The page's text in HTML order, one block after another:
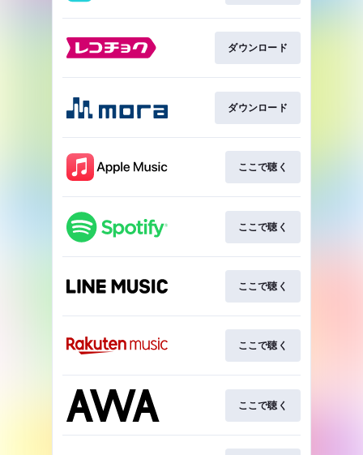
ダウンロード
ダウンロード
ここで聴く
ここで聴く
ここで聴く
ここで聴く
ここで聴く